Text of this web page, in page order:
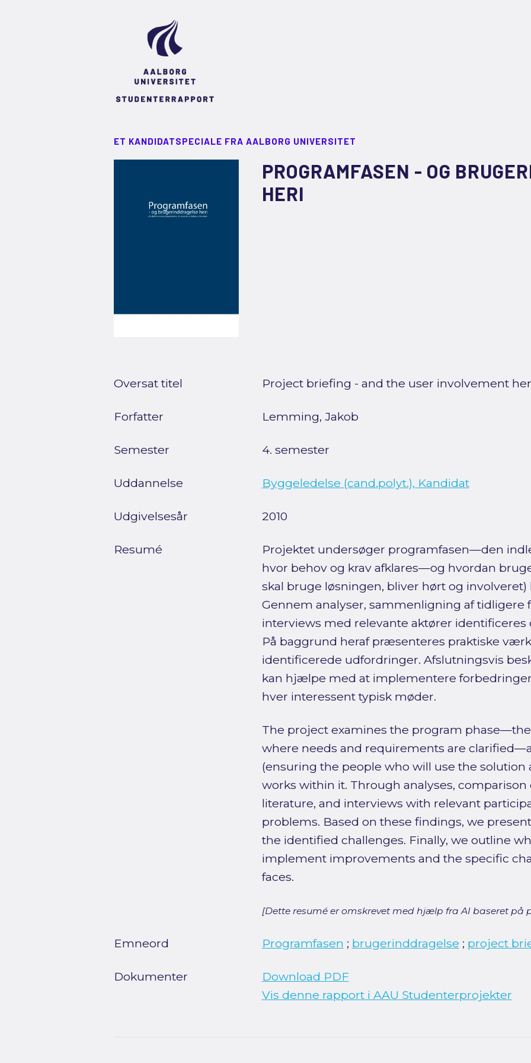
ET KANDIDATSPECIALE FRA AALBORG UNIVERSITET
PROGRAMFASEN - OG
HERI
Oversat titel Project briefing - and the user involvement
Forfatter Lemming, Jakob
Semester 4. semester
Uddannelse Byggeledelse (cand.polyt.), Kandidat
Udgivelsesår 2010
Resumé
Projektet undersøger programfasen—den
hvor behov og krav afklares—og hvordan
skal bruge løsningen, bliver hørt og
Gennem analyser, sammenligning af tidligere
interviews med relevante aktører
På baggrund heraf præsenteres praktiske
identificerede udfordringer. Afslutningsvis
kan hjælpe med at implementere
hver interessent typisk møder.
The project examines the program
where needs and requirements are
(ensuring the people who will use the solution
works within it. Through analyses,
literature, and interviews with relevant
problems. Based on these findings, we
the identified challenges. Finally, we outline
implement improvements and the specific
faces.
[Dette resumé er omskrevet med hjælp fra AI baseret på
Emneord Programfasen ; brugerinddragelse ; project
Dokumenter
Download PDF
Vis denne rapport i AAU Studenterprojekter